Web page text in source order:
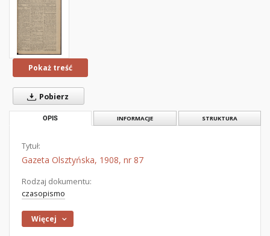
Pokaż treść
Pobierz
OPIS INFORMACJE STRUKTURA
Tytuł:
Gazeta Olsztyńska, 1908, nr 87
Rodzaj dokumentu:
czasopismo
Więcej